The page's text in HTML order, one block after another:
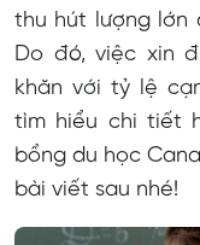
Hồ sơ xin học
Cách săn học
Săn học bổng
Săn trên các
thu hút lượng lớn
Do đó, việc xin
khăn với tỷ lệ
tìm hiểu chi tiết
bổng du học
bài viết sau nhé!